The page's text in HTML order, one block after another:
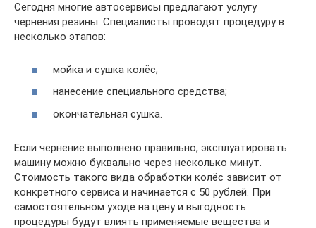
Сегодня многие автосервисы предлагают услугу
чернения резины. Специалисты проводят процедуру в
несколько этапов:
мойка и сушка колёс;
нанесение специального средства;
окончательная сушка.
Если чернение выполнено правильно, эксплуатировать
машину можно буквально через несколько минут.
Стоимость такого вида обработки колёс зависит от
конкретного сервиса и начинается с 50 рублей. При
самостоятельном уходе на цену и выгодность
процедуры будут влиять применяемые вещества и